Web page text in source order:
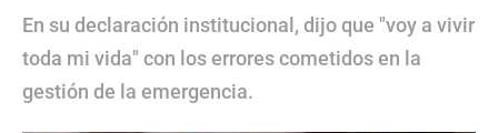
En su declaración institucional, dijo que "voy a vivir
toda mi vida" con los errores cometidos en la
gestión de la emergencia.